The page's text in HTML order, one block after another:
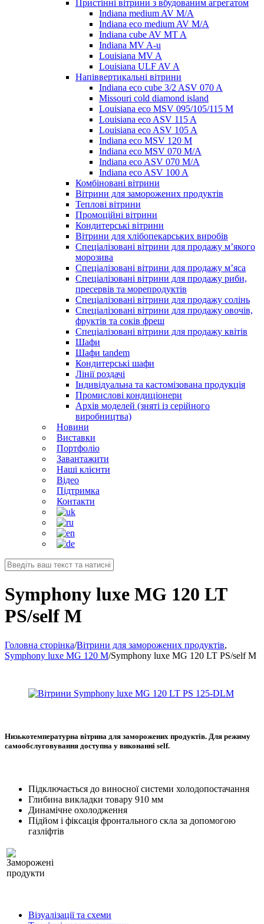
Пристінні вітрини з вбудованим агрегатом
Indiana medium AV M/A
Indiana eco medium AV M/A
Indiana cube AV MT A
Indiana MV A-u
Louisiana MV A
Louisiana ULF AV A
Напіввертикальні вітрини
Indiana eco cube 3/2 ASV 070 A
Missouri cold diamond island
Louisiana eco MSV 095/105/115 M
Louisiana eco ASV 115 A
Louisiana eco ASV 105 A
Indiana eco MSV 120 M
Indiana eco MSV 070 M/A
Indiana eco ASV 070 M/A
Indiana eco ASV 100 A
Комбіновані вітрини
Вітрини для заморожених продуктів
Теплові вітрини
Промоційні вітрини
Кондитерські вітрини
Вітрини для хлібопекарських виробів
Спеціалізовані вітрини для продажу м’якого
морозива
Спеціалізовані вітрини для продажу м’яса
Спеціалізовані вітрини для продажу риби,
пресервів та морепродуктів
Спеціалізовані вітрини для продажу солінь
Спеціалізовані вітрини для продажу овочів,
фруктів та соків фреш
Спеціалізовані вітрини для продажу квітів
Шафи
Шафи tandem
Кондитерські шафи
Лінії роздачі
Індивідуальна та кастомізована продукція
Промислові кондиціонери
Архів моделей (зняті із серійного
виробництва)
Новини
Виставки
Портфоліо
Завантажити
Наші клієнти
Відео
Підтримка
Контакти
Symphony luxe MG 120 LT
PS/self M
Головна сторінка/Вітрини для заморожених продуктів,
Symphony luxe MG 120 M/Symphony luxe MG 120 LT PS/self M
Низькотемпературна вітрина для заморожених продуктів. Для режиму
самообслуговування доступна у виконанні self.
Підключається до виносної системи холодопостачання
Глибина викладки товару 910 мм
Динамічне охолодження
Підйом і фіксація фронтального скла за допомогою
газліфтів
Візуалізації та схеми